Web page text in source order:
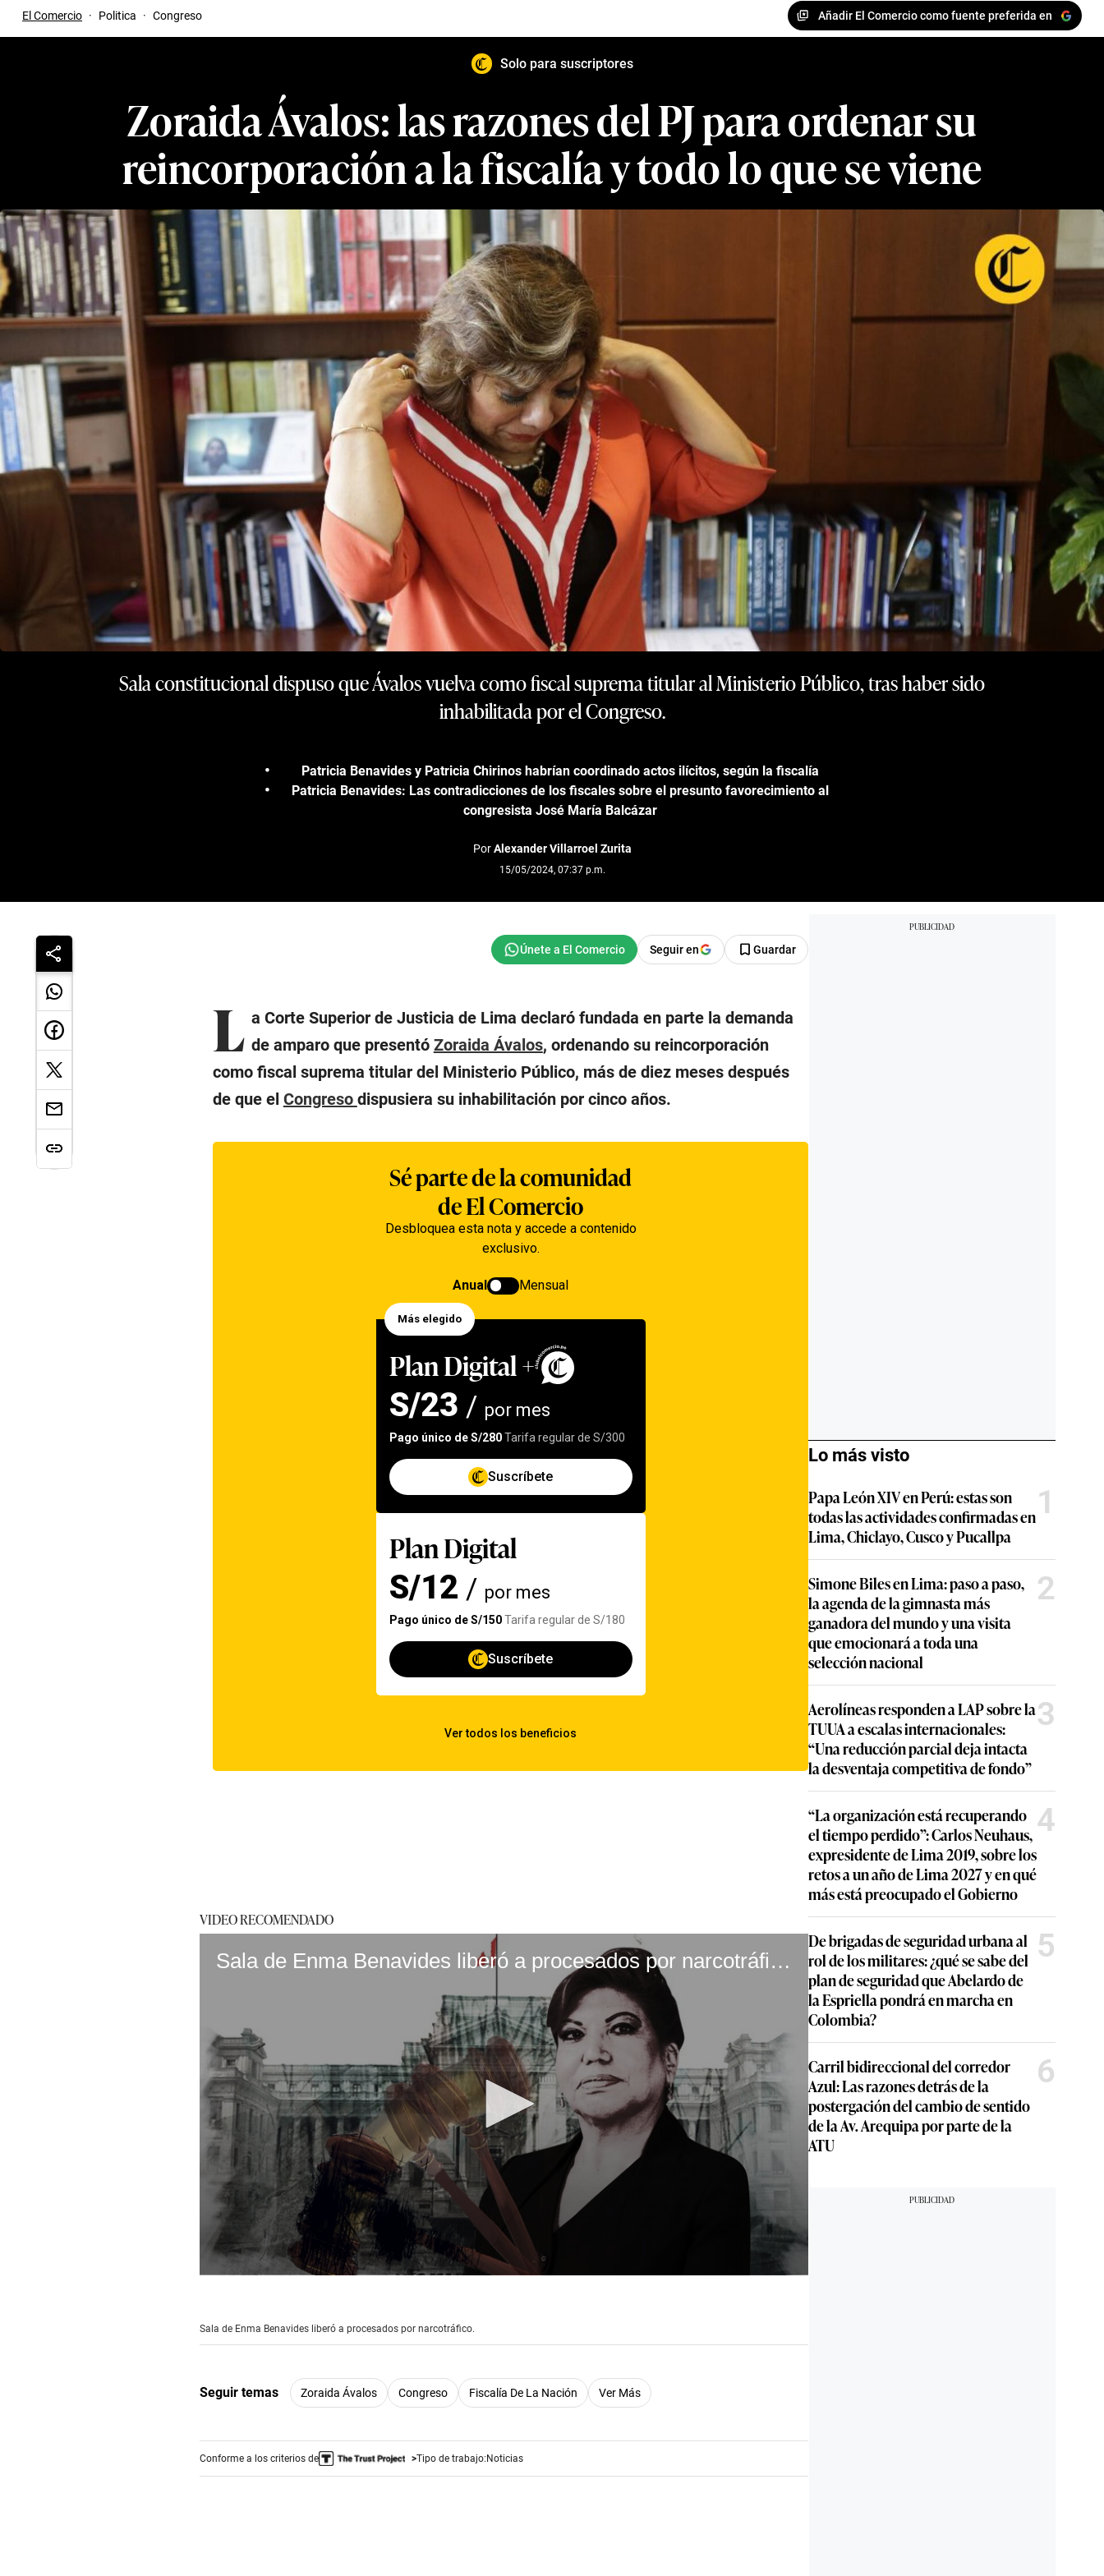
El Comercio · Politica · Congreso Añadir El Comercio como fuente preferida en
Solo para suscriptores
Zoraida Ávalos: las razones del PJ para ordenar su
reincorporación a la fiscalía y todo lo que se viene
Sala constitucional dispuso que Ávalos vuelva como fiscal suprema titular al Ministerio Público, tras haber sido
inhabilitada por el Congreso.
Patricia Benavides y Patricia Chirinos habrían coordinado actos ilícitos, según la fiscalía
Patricia Benavides: Las contradicciones de los fiscales sobre el presunto favorecimiento al
congresista José María Balcázar
PorAlexander Villarroel Zurita
15/05/2024, 07:37 p.m.
Seguir en Guardar
L a Corte Superior de Justicia de Lima declaró fundada en parte la demanda
de amparo que presentó Zoraida Ávalos, ordenando su reincorporación
como fiscal suprema titular del Ministerio Público, más de diez meses después
de que el Congreso dispusiera su inhabilitación por cinco años.
VIDEO RECOMENDADO
Sala de Enma Benavides liberó a procesados por narcotráfico #VideosEC #UI
minutes,
30
Sala de Enma Benavides liberó a procesados por narcotráfico.
Seguir temas Zoraida Ávalos Congreso Fiscalía De La Nación Ver Más
Conforme a los criterios de Tipo de trabajo: Noticias
Lo más visto
Papa León XIV en Perú: estas son
todas las actividades confirmadas en
Lima, Chiclayo, Cusco y Pucallpa
1
Simone Biles en Lima: paso a paso,
la agenda de la gimnasta más
ganadora del mundo y una visita
que emocionará a toda una
selección nacional
2
Aerolíneas responden a LAP sobre la
TUUA a escalas internacionales:
“Una reducción parcial deja intacta
la desventaja competitiva de fondo”
3
“La organización está recuperando
el tiempo perdido”: Carlos Neuhaus,
expresidente de Lima 2019, sobre los
retos a un año de Lima 2027 y en qué
más está preocupado el Gobierno
4
De brigadas de seguridad urbana al
rol de los militares: ¿qué se sabe del
plan de seguridad que Abelardo de
la Espriella pondrá en marcha en
Colombia?
5
Carril bidireccional del corredor
Azul: Las razones detrás de la
postergación del cambio de sentido
de la Av. Arequipa por parte de la
ATU
6